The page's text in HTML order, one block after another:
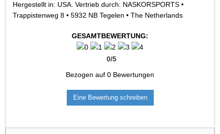
Hergestellt in: USA. Vertrieb durch: NASKORSPORTS •
Trappistenweg 8 • 5932 NB Tegelen • The Netherlands
GESAMTBEWERTUNG:
0/5
Bezogen auf 0 Bewertungen
Eine Bewertung schreiben